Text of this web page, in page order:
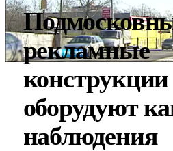
рекламные
конструкции
оборудуют
наблюдения